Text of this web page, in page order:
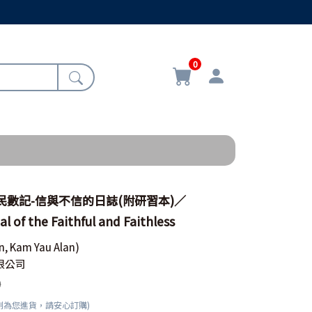
0
數記-信與不信的日誌(附研習本)／
of the Faithful and Faithless
Kam Yau Alan)
公司
您進貨，請安心訂購)